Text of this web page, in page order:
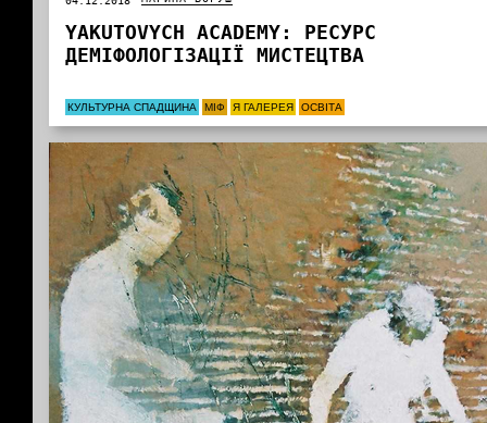
YAKUTOVYCH АCADEMY: РЕСУРС
ДЕМІФОЛОГІЗАЦІЇ МИСТЕЦТВА
КУЛЬТУРНА СПАДЩИНА МІФ Я ГАЛЕРЕЯ ОСВІТА